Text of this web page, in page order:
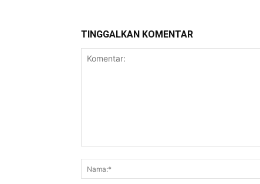
TINGGALKAN KOMENTAR